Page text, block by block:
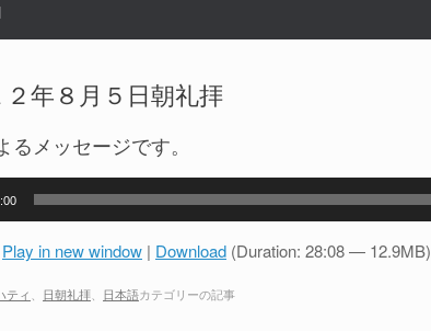
２年８月５日朝礼拝
るメッセージです。
Play in new window | Download (Duration: 28:08 — 12.9MB)
ティ 日朝礼拝 日本語カテゴリーの記事